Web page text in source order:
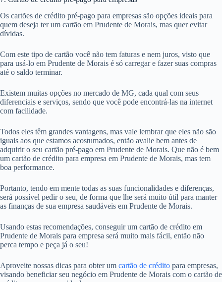
Os cartões de crédito pré-pago para empresas são opções ideais para
quem deseja ter um cartão em Prudente de Morais, mas quer evitar
dívidas.
Com este tipo de cartão você não tem faturas e nem juros, visto que
para usá-lo em Prudente de Morais é só carregar e fazer suas compras
até o saldo terminar.
Existem muitas opções no mercado de MG, cada qual com seus
diferenciais e serviços, sendo que você pode encontrá-las na internet
com facilidade.
Todos eles têm grandes vantagens, mas vale lembrar que eles não são
iguais aos que estamos acostumados, então avalie bem antes de
adquirir o seu cartão pré-pago em Prudente de Morais. Que não é bem
um cartão de crédito para empresa em Prudente de Morais, mas tem
boa performance.
Portanto, tendo em mente todas as suas funcionalidades e diferenças,
será possível pedir o seu, de forma que lhe será muito útil para manter
as finanças de sua empresa saudáveis em Prudente de Morais.
Usando estas recomendações, conseguir um cartão de crédito em
Prudente de Morais para empresa será muito mais fácil, então não
perca tempo e peça já o seu!
Aproveite nossas dicas para obter um cartão de crédito para empresas,
visando beneficiar seu negócio em Prudente de Morais com o cartão de